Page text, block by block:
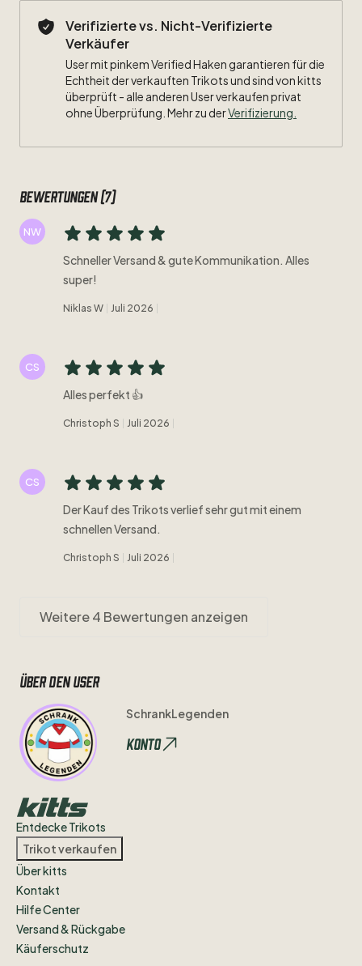
Zustand:8​/​10
Beflockung:#10Robben
Verifizierte vs. Nicht-Verifizierte
Verkäufer
User mit pinkem Verified Haken garantieren für die
Echtheit der verkauften Trikots und sind von kitts
überprüft - alle anderen User verkaufen privat
ohne Überprüfung. Mehr zu derVerifizierung.
Bewertungen (7)
NW
Schneller Versand & gute Kommunikation. Alles
super!
Niklas W Juli 2026
CS
Alles perfekt 👍
Christoph S Juli 2026
CS
Der Kauf des Trikots verlief sehr gut mit einem
schnellen Versand.
Christoph S Juli 2026
Weitere 4 Bewertungen anzeigen
Über den user
SchrankLegenden
Konto
Entdecke Trikots
Trikot verkaufen
Über kitts
Kontakt
Hilfe Center
Versand & Rückgabe
Käuferschutz